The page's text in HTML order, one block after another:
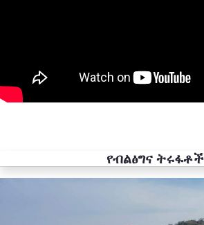
የብልፅግና ትሩፋቶች